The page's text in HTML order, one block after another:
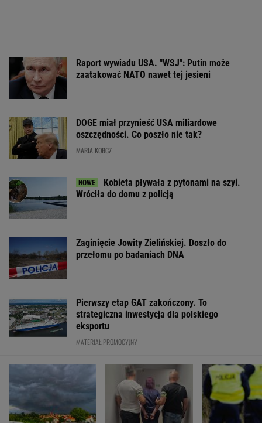
Raport wywiadu USA. "WSJ": Putin może
zaatakować NATO nawet tej jesieni
DOGE miał przynieść USA miliardowe
oszczędności. Co poszło nie tak?
MARIA KORCZ
Kobieta pływała z pytonami na szyi.
Wróciła do domu z policją
Zaginięcie Jowity Zielińskiej. Doszło do
przełomu po badaniach DNA
Pierwszy etap GAT zakończony. To
strategiczna inwestycja dla polskiego
eksportu
MATERIAŁ PROMOCYJNY